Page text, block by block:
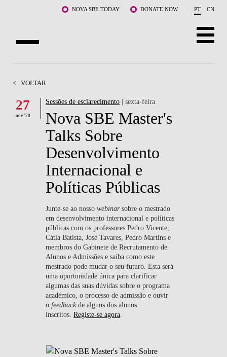
Saltar para o conteúdo principalNOVA SBE TODAY DONATE NOW PT CN
DOCENTES E INVESTIGAÇÃO
COMUNIDADE
WHAT'S HAPPENING
< VOLTAR
27
nov '20
Sessões de esclarecimento | sexta-feira
Nova SBE Master's
Talks Sobre
Desenvolvimento
Internacional e
Políticas Públicas
Junte-se ao nossowebinarsobre o mestrado
em desenvolvimento internacional e políticas
públicas com os professores Pedro Vicente,
Cátia Batista, José Tavares, Pedro Martins e
membros do Gabinete de Recrutamento de
Alunos e Admissões e saiba como este
mestrado pode mudar o seu futuro. Esta será
uma oportunidade única para clarificar
algumas das suas dúvidas sobre o programa
académico, o processo de admissão e ouvir
ofeedbackde alguns dos alunos
inscritos.Registe-se agora